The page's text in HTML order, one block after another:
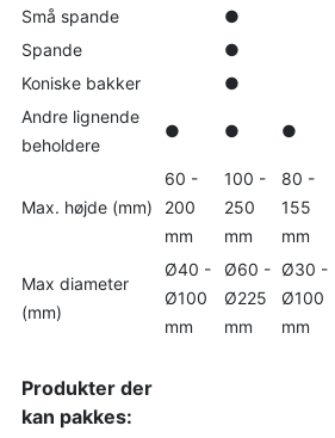
Små spande ●
Spande
●
Koniske bakker
●
Andre lignende
beholdere
● ● ●
Max. højde (mm)
60 -
200
mm
100 -
250
mm
80 -
155
mm
Max diameter
(mm)
Ø40 -
Ø100
mm
Ø60 -
Ø225
mm
Ø30 -
Ø100
mm
Produkter der
kan pakkes: